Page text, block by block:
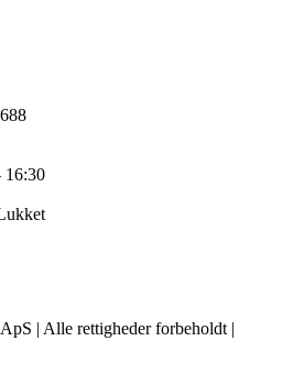
16:30
| Alle rettigheder forbeholdt |